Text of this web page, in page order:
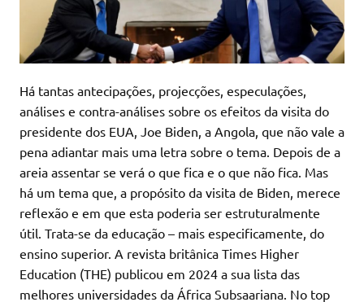
Há tantas antecipações, projecções, especulações,
análises e contra-análises sobre os efeitos da visita do
presidente dos EUA, Joe Biden, a Angola, que não vale a
pena adiantar mais uma letra sobre o tema. Depois de a
areia assentar se verá o que fica e o que não fica. Mas
há um tema que, a propósito da visita de Biden, merece
reflexão e em que esta poderia ser estruturalmente
útil. Trata-se da educação – mais especificamente, do
ensino superior. A revista britânica Times Higher
Education (THE) publicou em 2024 a sua lista das
melhores universidades da África Subsaariana. No top